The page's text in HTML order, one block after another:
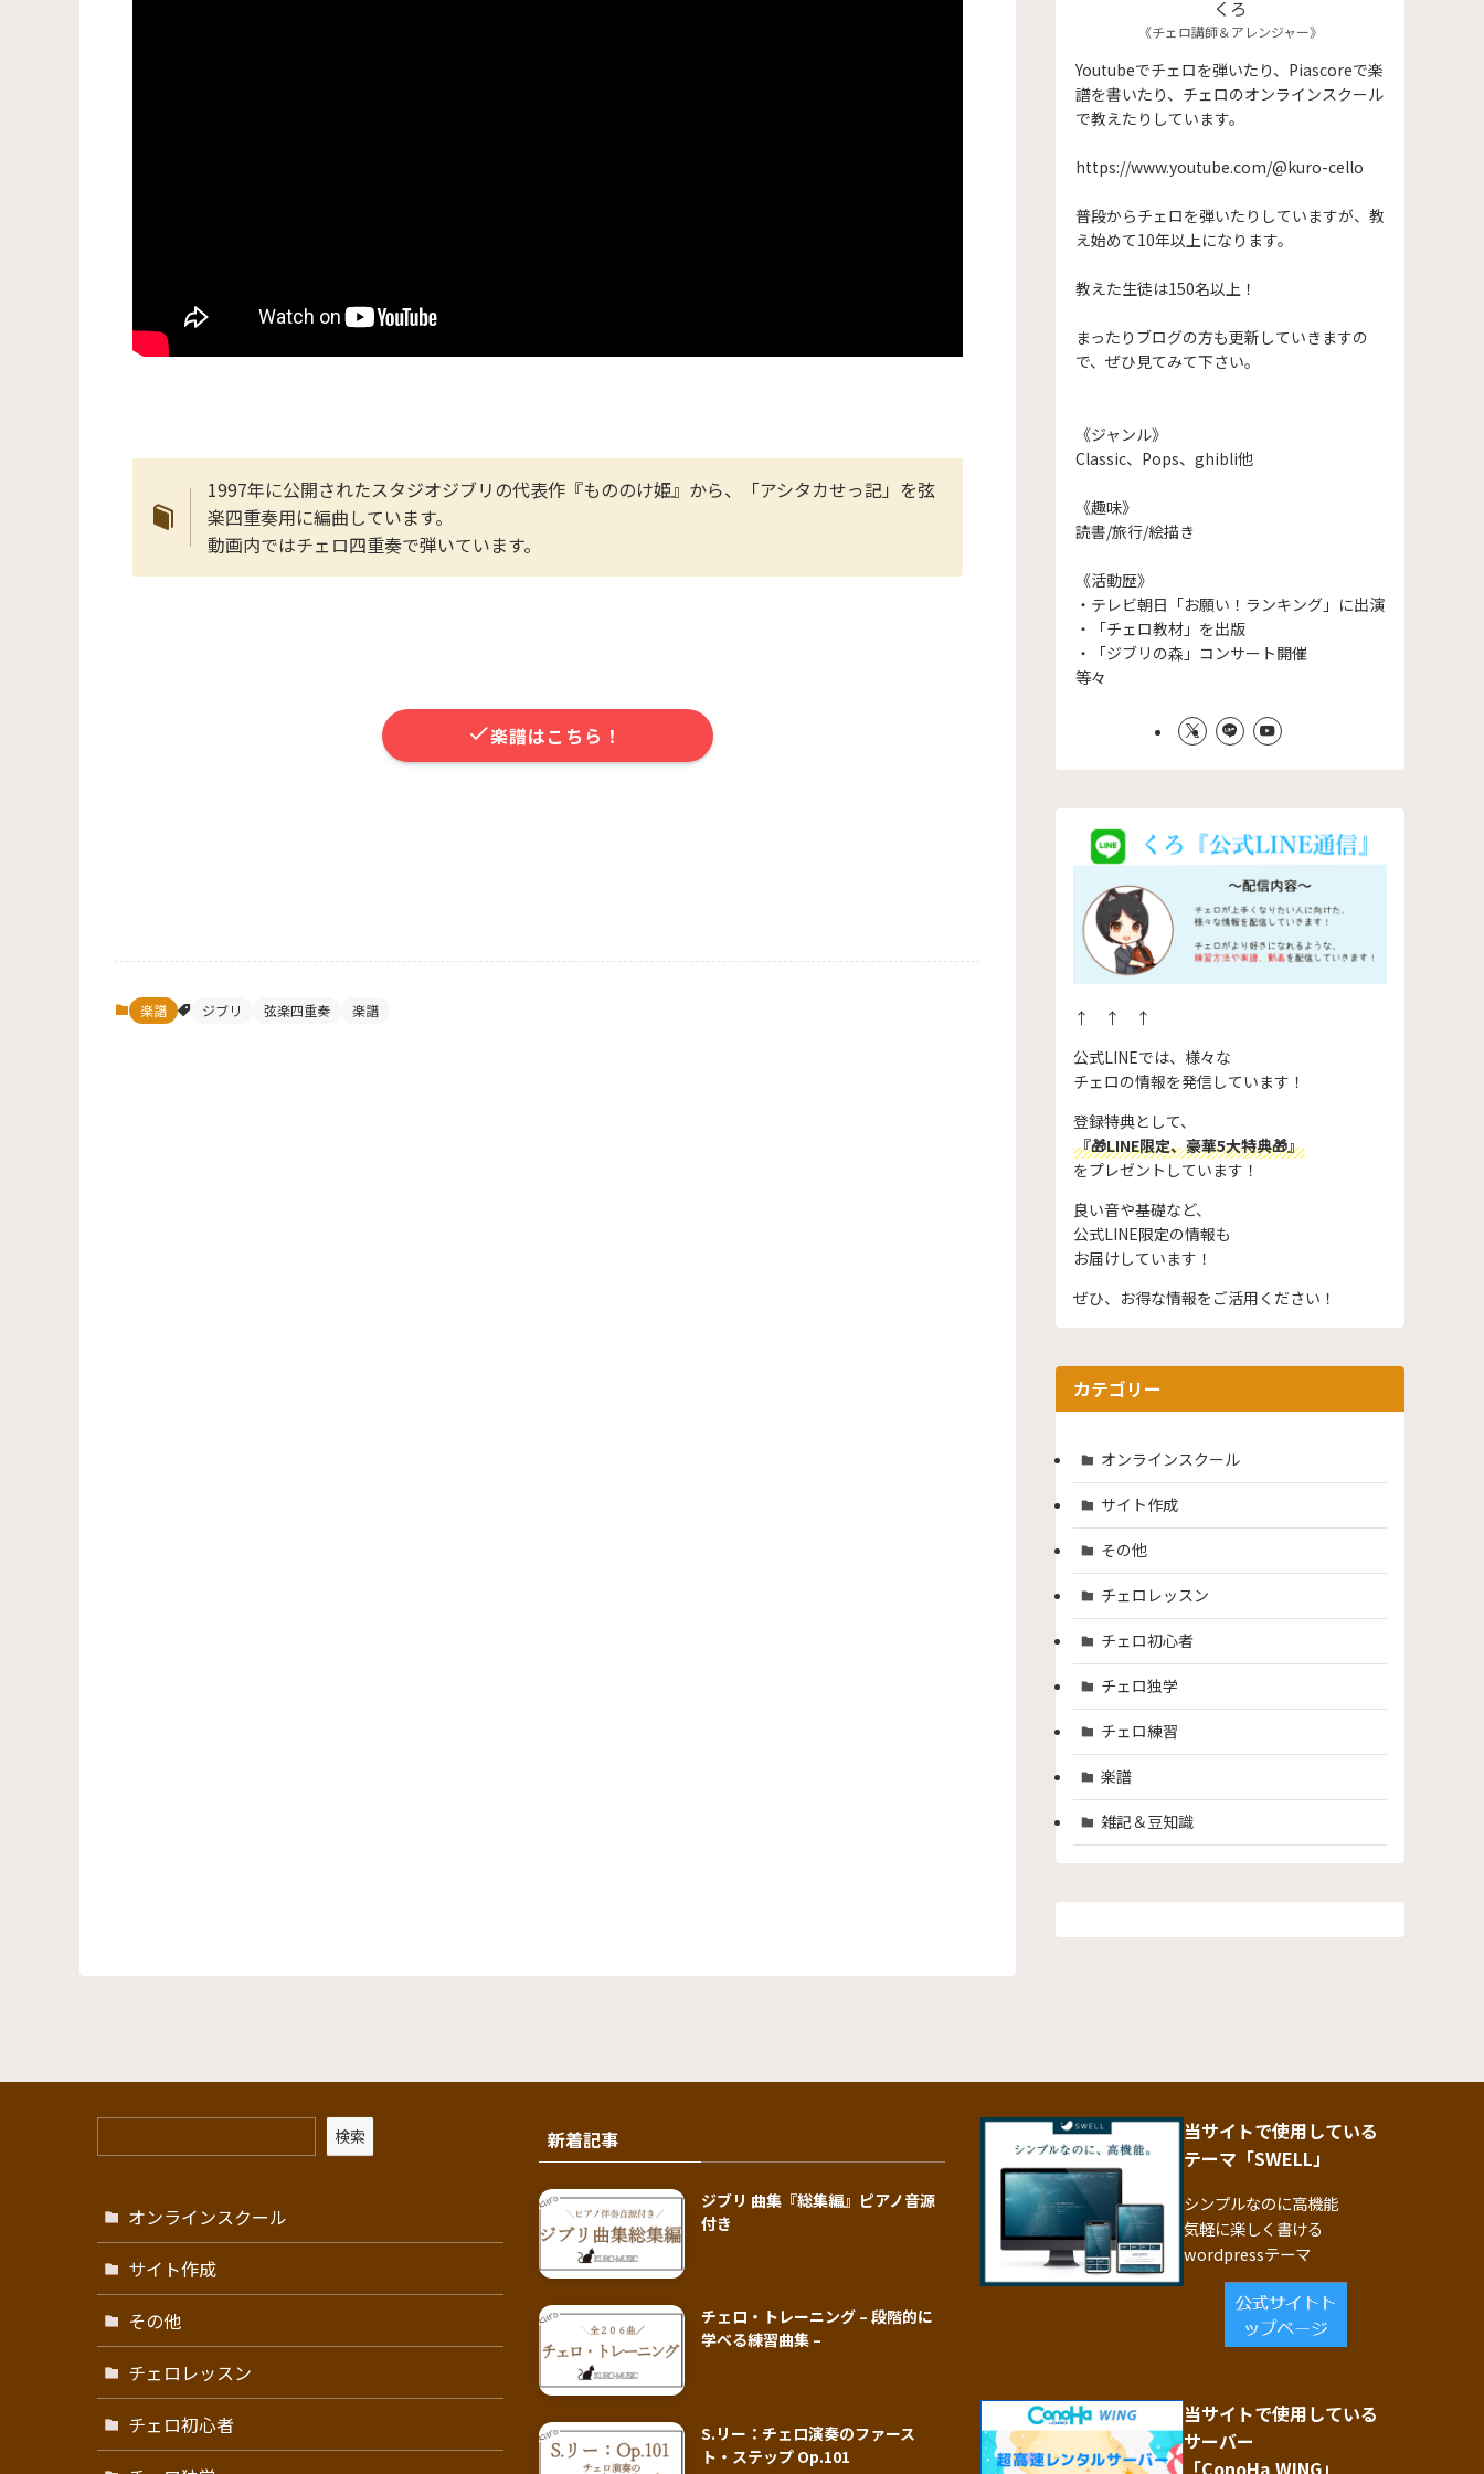
1997年に公開されたスタジオジブリの代表作『もののけ姫』から、「アシタカせっ記」を弦
楽四重奏用に編曲しています。
動画内ではチェロ四重奏で弾いています。
楽譜はこちら！
楽譜 ジブリ 弦楽四重奏 楽譜
くろ
《チェロ講師＆アレンジャー》
Youtubeでチェロを弾いたり、Piascoreで楽
譜を書いたり、チェロのオンラインスクール
で教えたりしています。
https://www.youtube.com/@kuro-cello
普段からチェロを弾いたりしていますが、教
え始めて10年以上になります。
​教えた生徒は150名以上！
まったりブログの方も更新していきますの
で、ぜひ見てみて下さい。
《ジャンル》
Classic、Pops、ghibli他
《趣味》
読書/旅行/絵描き
《活動歴》
・テレビ朝日「お願い！ランキング」に出演
・「チェロ教材」を出版
・「ジブリの森」コンサート開催
等々
↑ ↑ ↑
公式LINEでは、様々な
チェロの情報を発信しています！
登録特典として、
『🎁LINE限定、豪華5大特典🎁』
をプレゼントしています！
良い音や基礎など、
公式LINE限定の情報も
お届けしています！
ぜひ、お得な情報をご活用ください！
カテゴリー
オンラインスクール
サイト作成
その他
チェロレッスン
チェロ初心者
チェロ独学
チェロ練習
楽譜
雑記＆豆知識
検索
オンラインスクール
サイト作成
その他
チェロレッスン
チェロ初心者
新着記事
ジブリ 曲集『総集編』ピアノ音源
付き
チェロ・トレーニング – 段階的に
学べる練習曲集 –
S.リー：チェロ演奏のファース
ト・ステップ Op.101
当サイトで使用している
テーマ「SWELL」
シンプルなのに高機能
気軽に楽しく書ける
wordpressテーマ
当サイトで使用している
サーバー